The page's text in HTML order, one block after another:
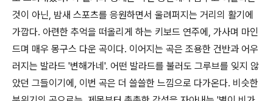
것이 아닌, 밤새 스포츠를 응원하면서 울려퍼지는 거리의 활기에
가깝다. 아련한 추억을 떠올리게 하는 키보드 연주에, 가사며 마인
드며 매우 몽구스 다운 곡이다. 이어지는 곡은 조용한 건반과 어우
러지는 발라드 '변해가네'. 어떤 발라드를 불러도 그루브를 잊지 않
았던 그들이기에, 이번 곡은 더 쓸쓸한 느낌으로 다가온다. 비슷한